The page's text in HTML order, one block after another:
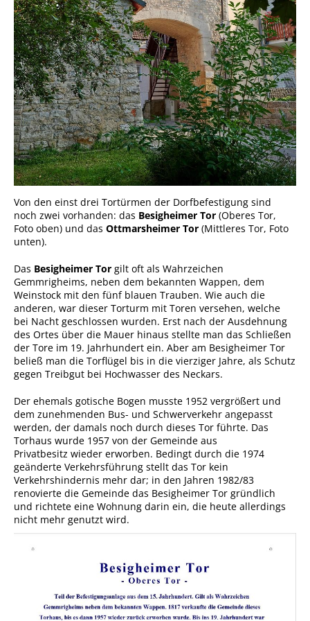
Wissenswertes/Service
Mängelmeldung online
Winterdienst
Gutachterausschuss
Organspende
Gleichstellung
Selbstbestimmung
Fachstelle
Wohnungssicherung
Aushang- und Schaukästen
Mitarbeitende im Rathaus
Öffentliche
Bekanntmachungen
Ausschreibungen
Bebauungspläne
Ortsrecht
Gemeinderat
Standesamtliche
Trauungen
Karriere
Onlinezugangsgesetz
Tourismus
Natur Umwelt Klima
Von den einst drei Tortürmen der Dorfbefestigung sind
noch zwei vorhanden: das Besigheimer Tor (Oberes Tor,
Foto oben) und das Ottmarsheimer Tor (Mittleres Tor, Foto
unten).
Das Besigheimer Tor gilt oft als Wahrzeichen
Gemmrigheims, neben dem bekannten Wappen, dem
Weinstock mit den fünf blauen Trauben. Wie auch die
anderen, war dieser Torturm mit Toren versehen, welche
bei Nacht geschlossen wurden. Erst nach der Ausdehnung
des Ortes über die Mauer hinaus stellte man das Schließen
der Tore im 19. Jahrhundert ein. Aber am Besigheimer Tor
beließ man die Torflügel bis in die vierziger Jahre, als Schutz
gegen Treibgut bei Hochwasser des Neckars.
Der ehemals gotische Bogen musste 1952 vergrößert und
dem zunehmenden Bus- und Schwerverkehr angepasst
werden, der damals noch durch dieses Tor führte. Das
Torhaus wurde 1957 von der Gemeinde aus
Privatbesitz wieder erworben. Bedingt durch die 1974
geänderte Verkehrsführung stellt das Tor kein
Verkehrshindernis mehr dar; in den Jahren 1982/83
renovierte die Gemeinde das Besigheimer Tor gründlich
und richtete eine Wohnung darin ein, die heute allerdings
nicht mehr genutzt wird.